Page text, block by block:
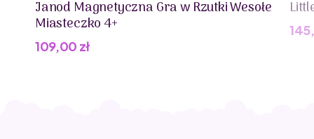
Janod Magnetyczna Gra w Rzutki Wesołe
Miasteczko 4+
109,00 zł